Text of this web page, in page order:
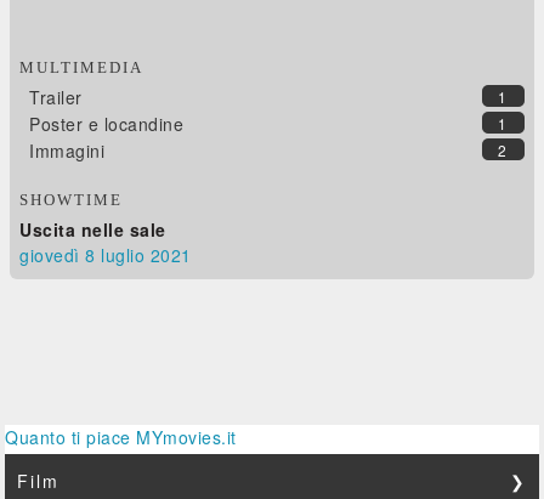
MULTIMEDIA
1
Trailer
1
Poster e locandine
2
Immagini
SHOWTIME
Uscita nelle sale
giovedì 8 luglio 2021
Quanto ti piace MYmovies.it
Film
❯